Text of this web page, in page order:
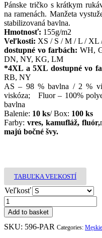
Pánske tričko s krátkym
na ramenách. Manžeta
stabilizovaná bavlna.
Hmotnosť: 155g/m2
Veľkosti: XS / S / M / L /
dostupné vo farbách: WH,
DN, NY, KG, LM
*4XL a 5XL dostupné vo
RB, NY
AS – 98 % bavlna / 2 %
viskóza; Fluor – 100%
bavlna
Balenie: 10 ks/ Box: 100 ks
Farby:vres, kamufláž, fluór,
majú bočné švy.
TABUĽKA VEĽKOSTÍ
Veľkosť
Add to basket
SKU: 596-PAR Categories: Męskie